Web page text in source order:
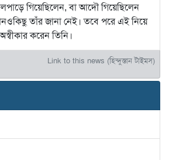
গিয়েছিলেন, বা আদৌ গিয়েছিলেন
তাঁর জানা নেই। তবে পরে এই নিয়ে
করেন তিনি।
Link to this news (হিন্দুস্তান টাইমস)